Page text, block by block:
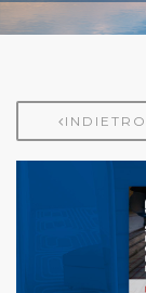
INDIETRO